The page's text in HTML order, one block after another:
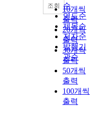
순
연도순
제목순
저자순
발행기
관순
10개씩
출력
20개씩
출력
30개씩
출력
50개씩
출력
100개씩
출력
조회